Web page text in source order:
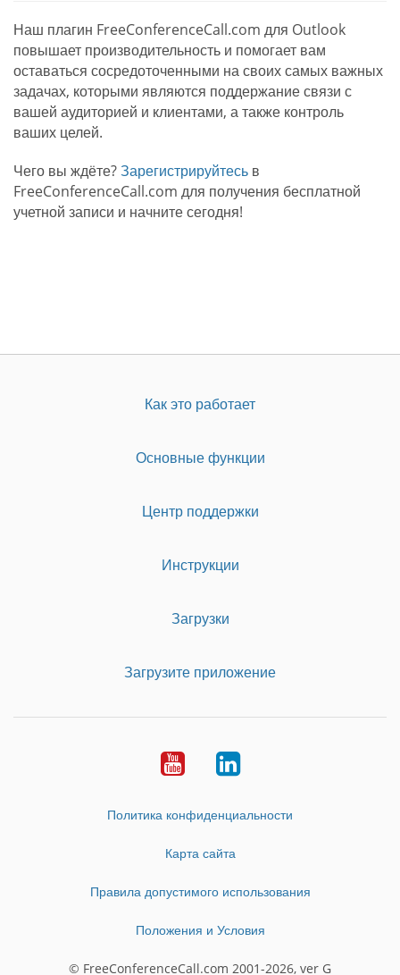
Наш плагин FreeConferenceCall.com для Outlook
повышает производительность и помогает вам
оставаться сосредоточенными на своих самых важных
задачах, которыми являются поддержание связи с
вашей аудиторией и клиентами, а также контроль
ваших целей.
Чего вы ждёте?Зарегистрируйтесь в
FreeConferenceCall.com для получения бесплатной
учетной записи и начните сегодня!
Как это работает
Основные функции
Центр поддержки
Инструкции
Загрузки
Загрузите приложение
YoutubeLinkedIn
Политика конфиденциальности
Карта сайта
Правила допустимого использования
Положения и Условия
© FreeConferenceCall.com 2001-2026, ver G